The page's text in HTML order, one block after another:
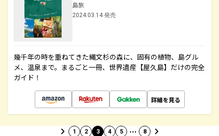
島旅
2024.03.14 発売
幾千年の時を重ねてきた縄文杉の森に、固有の植物、島グル
メ、温泉まで。まるごと一冊、世界遺産【屋久島】だけの完全
ガイド！
詳細を見る
1 2 3 4 5 … 8